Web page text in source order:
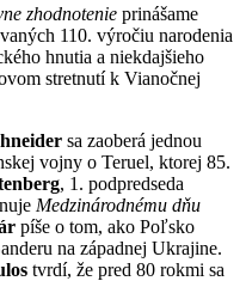
zhodnotenie prinášame
110. výročiu narodenia
hnutia a niekdajšieho
stretnutí k Vianočnej
sa zaoberá jednou
vojny o Teruel, ktorej 85.
, 1. podpredseda
Medzinárodnému dňu
píše o tom, ako Poľsko
na západnej Ukrajine.
tvrdí, že pred 80 rokmi sa